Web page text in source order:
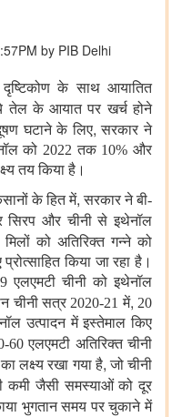
by PIB Delhi
के साथ आयातित
तेल के आयात पर खर्च होने
घटाने के लिए,सरकार ने
को 2022 तक 10% और
तय किया है।
के हित में,सरकार ने बी-
सिरप और चीनी से इथेनॉल
को अतिरिक्त गन्ने को
किया जा रहा है।
एलएमटी चीनी को इथेनॉल
चीनी सत्र 2020-21 में,20
उत्पादन में इस्तेमाल किए
60 एलएमटी अतिरिक्त चीनी
लक्ष्य रखा गया है,जो चीनी
कमी जैसी समस्याओं को दूर
भुगतान समय पर चुकाने में